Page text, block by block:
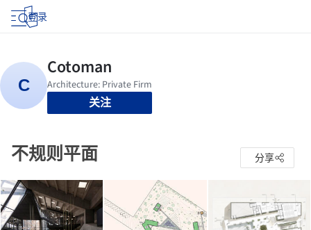
登录
关注
不规则平面 分享